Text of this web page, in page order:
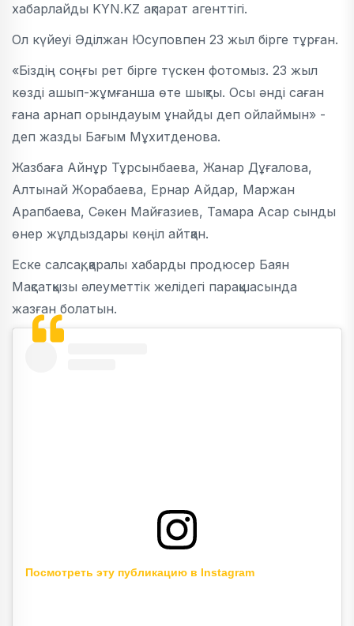
хабарлайды KYN.KZ ақпарат агенттігі.
Ол күйеуі Әділжан Юсуповпен 23 жыл бірге тұрған.
«Біздің соңғы рет бірге түскен фотомыз. 23 жыл
көзді ашып-жұмғанша өте шықты. Осы әнді саған
ғана арнап орындауым ұнайды деп ойлаймын» -
деп жазды Бағым Мұхитденова.
Жазбаға Айнұр Тұрсынбаева, Жанар Дұғалова,
Алтынай Жорабаева, Ернар Айдар, Маржан
Арапбаева, Сәкен Майғазиев, Тамара Асар сынды
өнер жұлдыздары көңіл айтқан.
Еске салсақ, қаралы хабарды продюсер Баян
Мақсатқызы әлеуметтік желідегі парақшасында
жазған болатын.
Посмотреть эту публикацию в Instagram